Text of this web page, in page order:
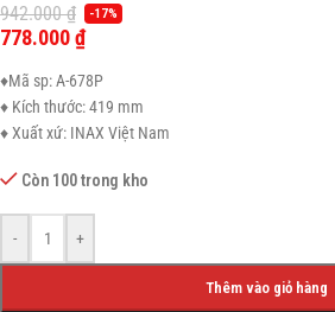
942.000₫ -17%
778.000₫
♦Mã sp: A-678P
♦ Kích thước: 419 mm
♦ Xuất xứ: INAX Việt Nam
Còn 100 trong kho
- +
Thêm vào giỏ hàng